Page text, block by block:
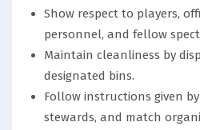
Show respect to players,
personnel, and fellow
Maintain cleanliness by
designated bins.
Follow instructions given
stewards, and match